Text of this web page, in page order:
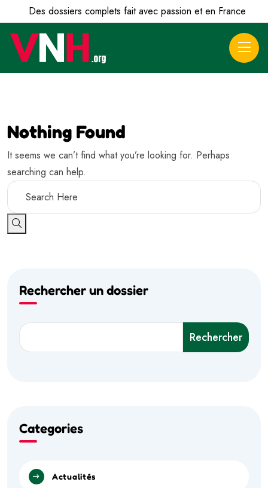
Des dossiers complets fait avec passion et en France
Nothing Found
It seems we can’t find what you’re looking for. Perhaps
searching can help.
Rechercher un dossier
Rechercher
Categories
Actualités